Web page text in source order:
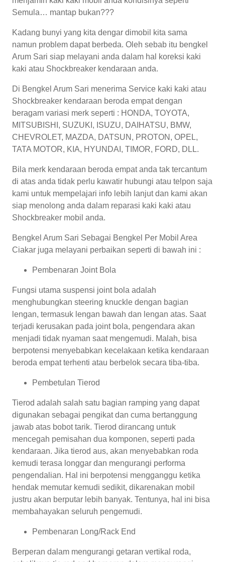
Semula… mantap bukan???
Kadang bunyi yang kita dengar dimobil kita sama
namun problem dapat berbeda. Oleh sebab itu bengkel
Arum Sari siap melayani anda dalam hal koreksi kaki
kaki atau Shockbreaker kendaraan anda.
Di Bengkel Arum Sari menerima Service kaki kaki atau
Shockbreaker kendaraan beroda empat dengan
beragam variasi merk seperti : HONDA, TOYOTA,
MITSUBISHI, SUZUKI, ISUZU, DAIHATSU, BMW,
CHEVROLET, MAZDA, DATSUN, PROTON, OPEL,
TATA MOTOR, KIA, HYUNDAI, TIMOR, FORD, DLL.
Bila merk kendaraan beroda empat anda tak tercantum
di atas anda tidak perlu kawatir hubungi atau telpon saja
kami untuk mempelajari info lebih lanjut dan kami akan
siap menolong anda dalam reparasi kaki kaki atau
Shockbreaker mobil anda.
Bengkel Arum Sari Sebagai Bengkel Per Mobil Area
Ciakar juga melayani perbaikan seperti di bawah ini :
Pembenaran Joint Bola
Fungsi utama suspensi joint bola adalah
menghubungkan steering knuckle dengan bagian
lengan, termasuk lengan bawah dan lengan atas. Saat
terjadi kerusakan pada joint bola, pengendara akan
menjadi tidak nyaman saat mengemudi. Malah, bisa
berpotensi menyebabkan kecelakaan ketika kendaraan
beroda empat terhenti atau berbelok secara tiba-tiba.
Pembetulan Tierod
Tierod adalah salah satu bagian ramping yang dapat
digunakan sebagai pengikat dan cuma bertanggung
jawab atas bobot tarik. Tierod dirancang untuk
mencegah pemisahan dua komponen, seperti pada
kendaraan. Jika tierod aus, akan menyebabkan roda
kemudi terasa longgar dan mengurangi performa
pengendalian. Hal ini berpotensi mengganggu ketika
hendak memutar kemudi sedikit, dikarenakan mobil
justru akan berputar lebih banyak. Tentunya, hal ini bisa
membahayakan seluruh pengemudi.
Pembenaran Long/Rack End
Berperan dalam mengurangi getaran vertikal roda,